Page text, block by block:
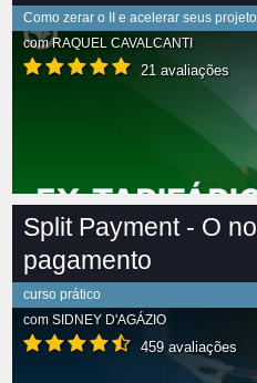
Como zerar o II e acelerar seus
comRAQUEL CAVALCANTI
21 avaliações
Split Payment - O
pagamento
curso prático
com SIDNEY D'AGÁZIO
459 avaliações